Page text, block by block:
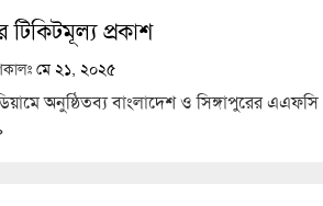
টিকিটমূল্য প্রকাশ
মে ২১, ২০২৫
অনুষ্ঠিতব্য বাংলাদেশ ও সিঙ্গাপুরের এএফসি